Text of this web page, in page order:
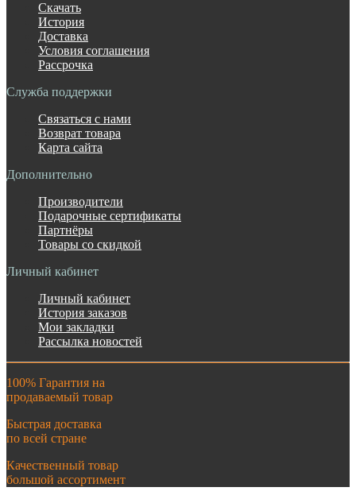
Скачать
История
Доставка
Условия соглашения
Рассрочка
Служба поддержки
Связаться с нами
Возврат товара
Карта сайта
Дополнительно
Производители
Подарочные сертификаты
Партнёры
Товары со скидкой
Личный кабинет
Личный кабинет
История заказов
Мои закладки
Рассылка новостей
100% Гарантия на
продаваемый товар
Быстрая доставка
по всей стране
Качественный товар
большой ассортимент